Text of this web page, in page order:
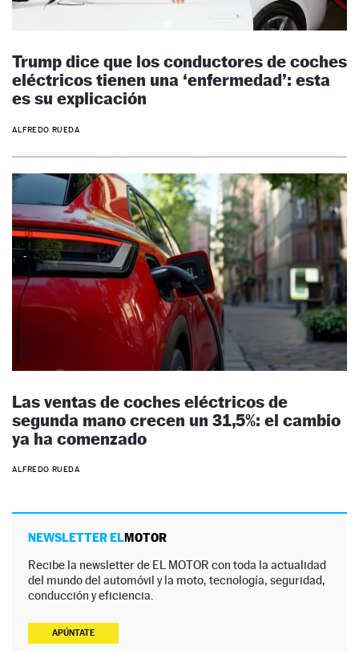
Trump dice que los conductores de coches
eléctricos tienen una ‘enfermedad’: esta
es su explicación
ALFREDO RUEDA
Las ventas de coches eléctricos de
segunda mano crecen un 31,5%: el cambio
ya ha comenzado
ALFREDO RUEDA
NEWSLETTER ELMOTOR
Recibe la newsletter de EL MOTOR con toda la actualidad
del mundo del automóvil y la moto, tecnología, seguridad,
conducción y eficiencia.
APÚNTATE